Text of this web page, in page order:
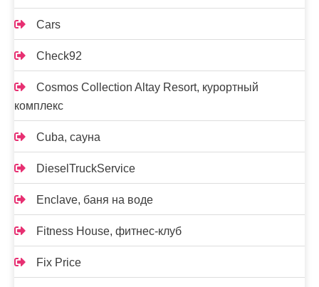
Cars
Check92
Cosmos Collection Altay Resort, курортный
комплекс
Cuba, сауна
DieselTruckService
Enclave, баня на воде
Fitness House, фитнес-клуб
Fix Price